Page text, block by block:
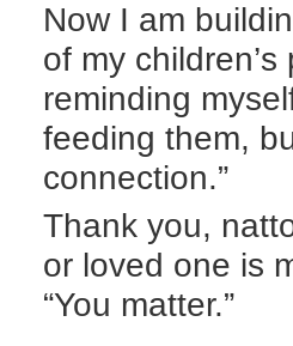
Now I am
of my
reminding
feeding them,
connection.”
Thank you,
or loved one is
“You matter.”